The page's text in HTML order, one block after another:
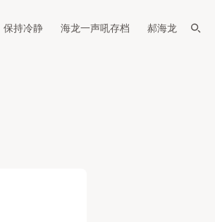
保持冷静 海龙一声吼存档 郝海龙